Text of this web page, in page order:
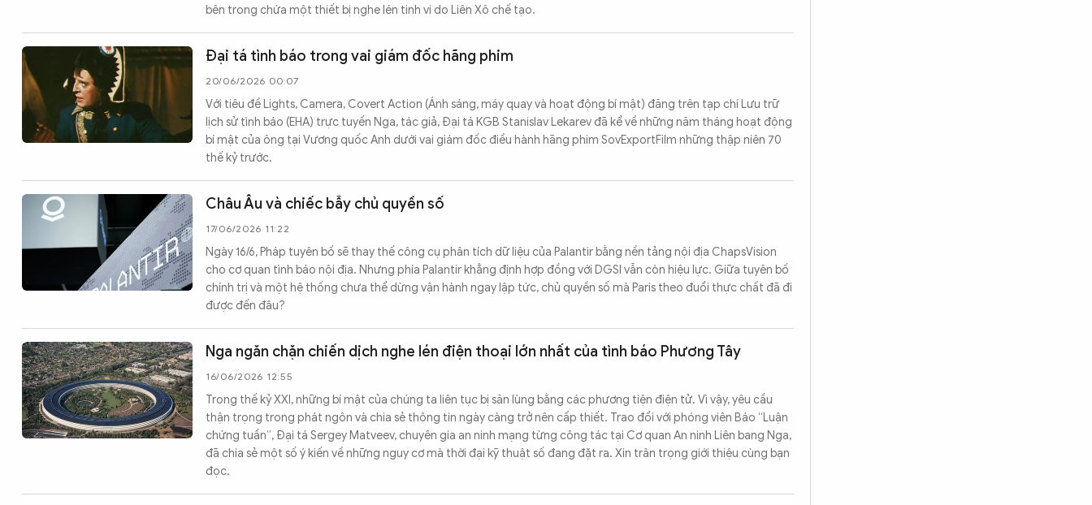
bên trong chứa một thiết bị nghe lén tinh vi do Liên Xô chế tạo.
Đại tá tình báo trong vai giám đốc hãng phim
20/06/2026 00:07
Với tiêu đề Lights, Camera, Covert Action (Ánh sáng, máy quay và hoạt động bí mật) đăng trên tạp chí Lưu trữ
lịch sử tình báo (EHA) trực tuyến Nga, tác giả, Đại tá KGB Stanislav Lekarev đã kể về những năm tháng hoạt động
bí mật của ông tại Vương quốc Anh dưới vai giám đốc điều hành hãng phim SovExportFilm những thập niên 70
thế kỷ trước.
Châu Âu và chiếc bẫy chủ quyền số
17/06/2026 11:22
Ngày 16/6, Pháp tuyên bố sẽ thay thế công cụ phân tích dữ liệu của Palantir bằng nền tảng nội địa ChapsVision
cho cơ quan tình báo nội địa. Nhưng phía Palantir khẳng định hợp đồng với DGSI vẫn còn hiệu lực. Giữa tuyên bố
chính trị và một hệ thống chưa thể dừng vận hành ngay lập tức, chủ quyền số mà Paris theo đuổi thực chất đã đi
được đến đâu?
Nga ngăn chặn chiến dịch nghe lén điện thoại lớn nhất của tình báo Phương Tây
16/06/2026 12:55
Trong thế kỷ XXI, những bí mật của chúng ta liên tục bị săn lùng bằng các phương tiện điện tử. Vì vậy, yêu cầu
thận trọng trong phát ngôn và chia sẻ thông tin ngày càng trở nên cấp thiết. Trao đổi với phóng viên Báo “Luận
chứng tuần”, Đại tá Sergey Matveev, chuyên gia an ninh mạng từng công tác tại Cơ quan An ninh Liên bang Nga,
đã chia sẻ một số ý kiến về những nguy cơ mà thời đại kỹ thuật số đang đặt ra. Xin trân trọng giới thiệu cùng bạn
đọc.